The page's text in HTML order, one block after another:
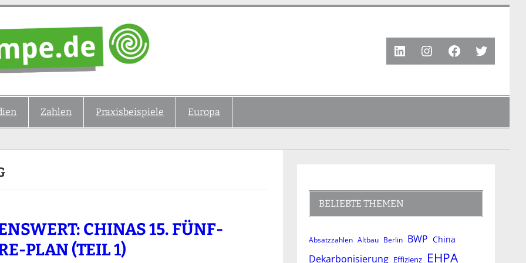
LinkedInInstagram
Facebook
Twitter
Zahlen Praxisbeispiele Europa
CHINAS 15. FÜNF-
PLAN (TEIL 1)
BELIEBTE THEMEN
Absatzzahlen Altbau Berlin BWP China
Dekarbonisierung Effizienz EHPA